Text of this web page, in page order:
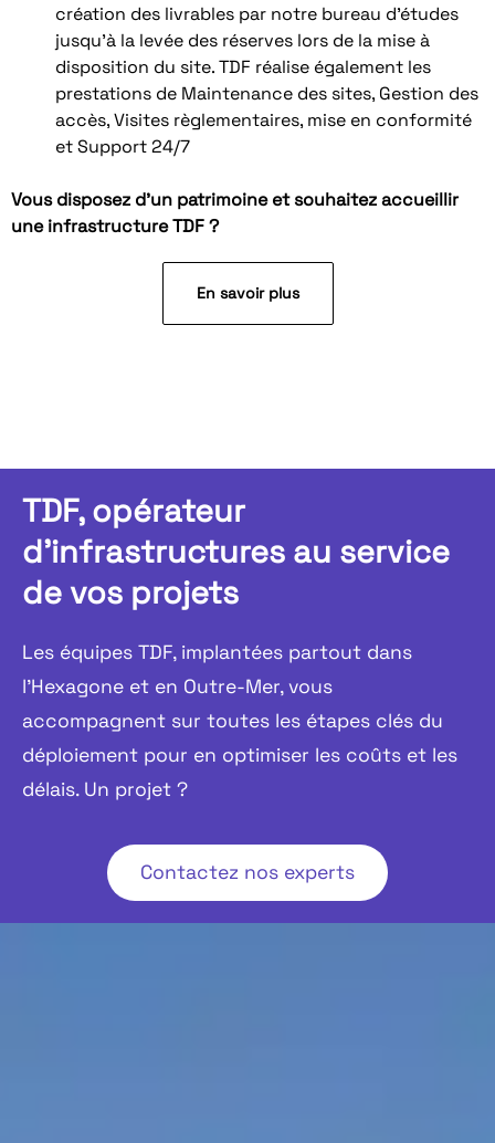
création des livrables par notre bureau d’études
jusqu’à la levée des réserves lors de la mise à
disposition du site. TDF réalise également les
prestations de Maintenance des sites, Gestion des
accès, Visites règlementaires, mise en conformité
et Support 24/7
Vous disposez d’un patrimoine et souhaitez accueillir
une infrastructure TDF ?
En savoir plus
TDF, opérateur
d'infrastructures au service
de vos projets
Les équipes TDF, implantées partout dans
l’Hexagone et en Outre-Mer, vous
accompagnent sur toutes les étapes clés du
déploiement pour en optimiser les coûts et les
délais. Un projet ?
Contactez nos experts